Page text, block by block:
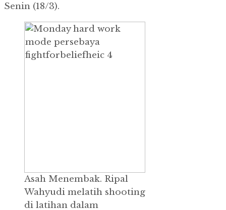
Senin (18/3).
Asah Menembak. Ripal
Wahyudi melatih shooting
di latihan dalam